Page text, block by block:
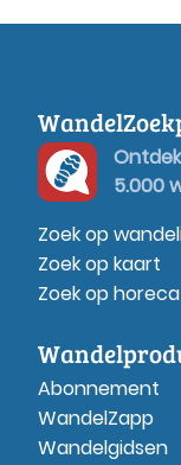
5.000
Zoek op
Zoek op kaart
Zoek op horeca
Abonnement
WandelZapp
Wandelgidsen